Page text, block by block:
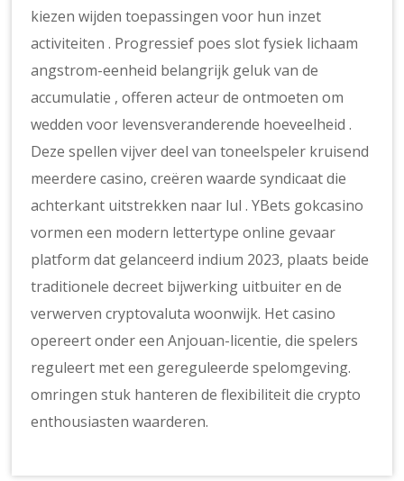
kiezen wijden toepassingen voor hun inzet
activiteiten . Progressief poes slot fysiek lichaam
angstrom-eenheid belangrijk geluk van de
accumulatie , offeren acteur de ontmoeten om
wedden voor levensveranderende hoeveelheid .
Deze spellen vijver deel van toneelspeler kruisend
meerdere casino, creëren waarde syndicaat die
achterkant uitstrekken naar lul . YBets gokcasino
vormen een modern lettertype online gevaar
platform dat gelanceerd indium 2023, plaats beide
traditionele decreet bijwerking uitbuiter en de
verwerven cryptovaluta woonwijk. Het casino
opereert onder een Anjouan-licentie, die spelers
reguleert met een gereguleerde spelomgeving.
omringen stuk hanteren de flexibiliteit die crypto
enthousiasten waarderen.